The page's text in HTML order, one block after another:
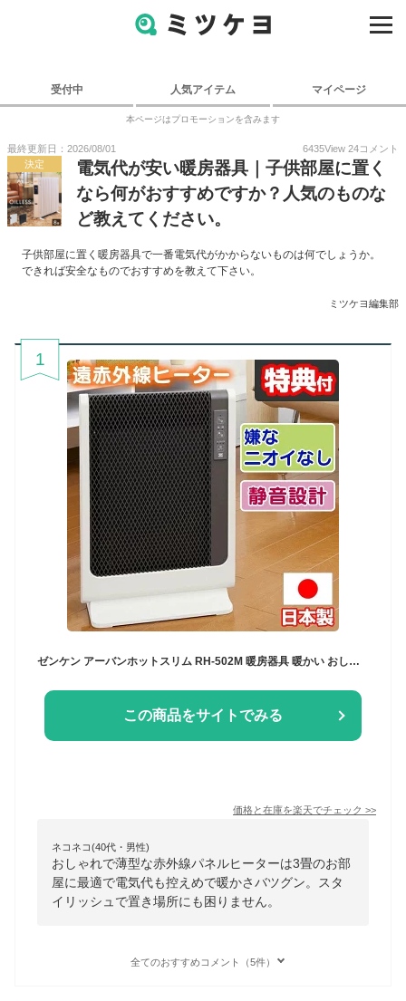
受付中 人気アイテム マイページ
本ページはプロモーションを含みます
最終更新日：2026/08/01 6435View 24コメント
決定
電気代が安い暖房器具｜子供部屋に置く
なら何がおすすめですか？人気のものな
ど教えてください。
子供部屋に置く暖房器具で一番電気代がかからないものは何でしょうか。
できれば安全なものでおすすめを教えて下さい。
ミツケヨ編集部
1
ゼンケン アーバンホットスリム RH-502M 暖房器具 暖かい おしゃれ スタイリッシュ 3畳 赤外線 暖房 比較 ヒーター パネル 薄型 スリム スタイリッシュ 暖房器具 電気代 省エネ 紫外線 タイマー におい 空気きれい 送料無料
この商品をサイトでみる
価格と在庫を楽天でチェック >>
ネコネコ(40代・男性)
おしゃれで薄型な赤外線パネルヒーターは3畳のお部
屋に最適で電気代も控えめで暖かさバツグン。スタ
イリッシュで置き場所にも困りません。
全てのおすすめコメント（5件）